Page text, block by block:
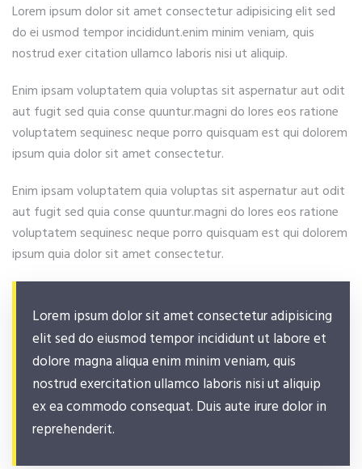
Lorem ipsum dolor sit amet consectetur adipisicing elit sed
do ei usmod tempor incididunt.enim minim veniam, quis
nostrud exer citation ullamco laboris nisi ut aliquip.
Enim ipsam voluptatem quia voluptas sit aspernatur aut odit
aut fugit sed quia conse quuntur.magni do lores eos ratione
voluptatem sequinesc neque porro quisquam est qui dolorem
ipsum quia dolor sit amet consectetur.
Enim ipsam voluptatem quia voluptas sit aspernatur aut odit
aut fugit sed quia conse quuntur.magni do lores eos ratione
voluptatem sequinesc neque porro quisquam est qui dolorem
ipsum quia dolor sit amet consectetur.
Lorem ipsum dolor sit amet consectetur adipisicing
elit sed do eiusmod tempor incididunt ut labore et
dolore magna aliqua enim minim veniam, quis
nostrud exercitation ullamco laboris nisi ut aliquip
ex ea commodo consequat. Duis aute irure dolor in
reprehenderit.